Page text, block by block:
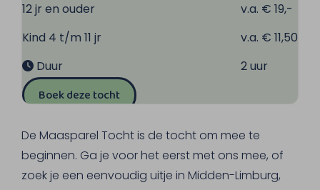
12 jr en ouder
v.a. € 19,-
Kind 4 t/m 11 jr
v.a. € 11,50
Duur
2 uur
Boek deze tocht
De Maasparel Tocht is de tocht om mee te
beginnen. Ga je voor het eerst met ons mee, of
zoek je een eenvoudig uitje in Midden-Limburg,